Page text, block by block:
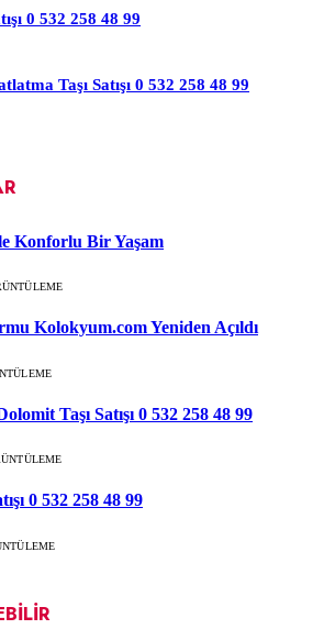
0 532 258 48 99
Taşı Satışı 0 532 258 48 99
Konforlu Bir Yaşam
Kolokyum.com Yeniden Açıldı
Taşı Satışı 0 532 258 48 99
0 532 258 48 99